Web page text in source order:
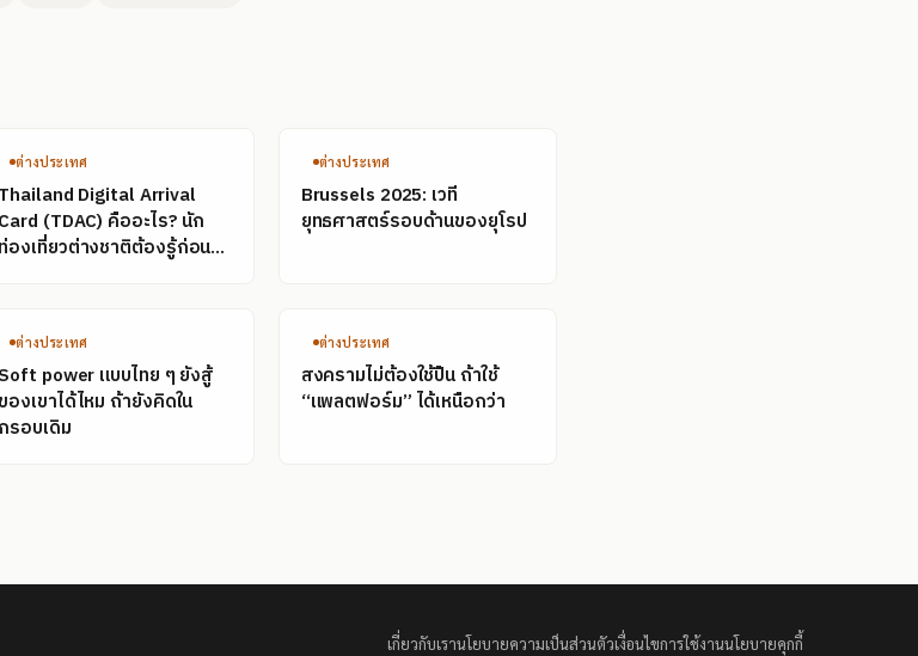
ต่างประเทศ
Thailand Digital Arrival
Card (TDAC) คืออะไร? นัก
ท่องเที่ยวต่างชาติต้องรู้ก่อน
ต่างประเทศ
Brussels 2025: เวที
ยุทธศาสตร์รอบด้านของยุโรป
ต่างประเทศ
Soft power แบบไทย ๆ ยังสู้
ของเขาได้ไหม ถ้ายังคิดใน
รอบเดิม
ต่างประเทศ
สงครามไม่ต้องใช้ปืน ถ้าใช้
“แพลตฟอร์ม” ได้เหนือกว่า
เกี่ยวกับเรานโยบายความเป็นส่วนตัวเงื่อนไขการใช้งานนโยบายคุกกี้